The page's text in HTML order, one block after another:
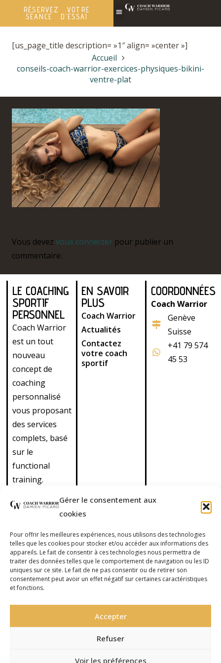
Gérer le consentement aux
cookies
Pour offrir les meilleures expériences, nous utilisons des technologies
telles que les cookies pour stocker et/ou accéder aux informations des
appareils. Le fait de consentir à ces technologies nous permettra de
traiter des données telles que le comportement de navigation ou les ID
uniques sur ce site. Le fait de ne pas consentir ou de retirer son
consentement peut avoir un effet négatif sur certaines caractéristiques
et fonctions.
Accepter
Refuser
Voir les préférences
RÉSERVEZ VOTRE
SÉANCE D'ESSAI
[us_page_title description= »1″ align= »center »]
Accueil
conseils-coach-warrior-exercices-physiques-bikini-
ventre-plat
Vous devez vous connecter pour publier un
commentaire.
LE COACHING
SPORTIF
PERSONNEL
Coach Warrior
est un tout
nouveau
concept de
coaching
personnalisé
vous proposant
des services
complets, basé
sur le
functional
training.
également nos
training en
outdoor
(extérieur) et de
cross boxing
(mélange de
functional
EN SAVOIR
PLUS
Coach Warrior
Actualités
Contactez
votre coach
sportif
COORDONNÉES
Coach Warrior
Genève
Suisse
+41 79 574
45 53